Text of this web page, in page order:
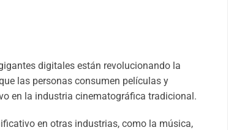
digitales están revolucionando la
las personas consumen películas y
en la industria cinematográfica tradicional.
en otras industrias, como la música,